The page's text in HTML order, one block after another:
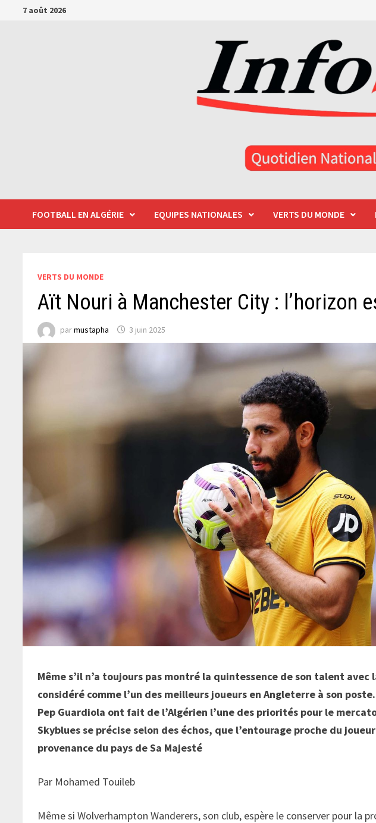
Passer7 août 2026
FOOTBALL EN ALGÉRIE EQUIPES NATIONALES VERTS DU MONDE
VERTS DU MONDE
Aït Nouri à Manchester City : l’horizon
parmustapha 3 juin 2025
Même s’il n’a toujours pas montré la quintessence de son talent
considéré comme l’un des meilleurs joueurs en Angleterre à son
Pep Guardiola ont fait de l’Algérien l’une des priorités pour le
Skyblues se précise selon des échos, que l’entourage proche du
provenance du pays de Sa Majesté
Par Mohamed Touileb
Même si Wolverhampton Wanderers, son club, espère le conserver pour la